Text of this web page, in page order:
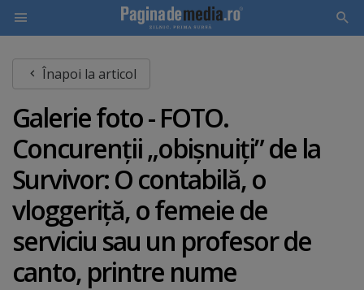
main
content
Înapoi la articol
Galerie foto - FOTO.
Concurenţii „obişnuiţi” de la
Survivor: O contabilă, o
vloggeriţă, o femeie de
serviciu sau un profesor de
canto, printre nume